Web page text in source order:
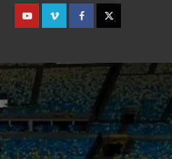
YoutubeVimeoFacebookTwitter